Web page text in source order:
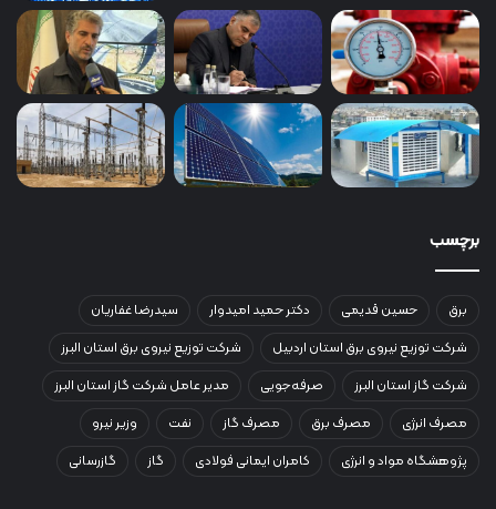
برچسب
برق حسین قدیمی دکتر حمید امیدوار
سیدرضا غفاریان
شرکت توزیع نیروی برق استان اردبیل
شرکت توزیع نیروی برق استان البرز
شرکت گاز استان البرز
صرفه‌جویی
مدیر عامل شرکت گاز استان البرز
مصرف انرژی
مصرف برق مصرف گاز نفت
وزیر نیرو
پژوهشگاه مواد و انرژی
کامران ایمانی فولادی گاز گازرسانی